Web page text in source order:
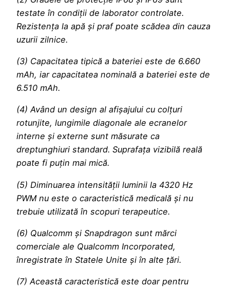
testate în condiții de laborator controlate.
Rezistența la apă și praf poate scădea din cauza
uzurii zilnice.
(3) Capacitatea tipică a bateriei este de 6.660
mAh, iar capacitatea nominală a bateriei este de
6.510 mAh.
(4) Având un design al afișajului cu colțuri
rotunjite, lungimile diagonale ale ecranelor
interne și externe sunt măsurate ca
dreptunghiuri standard. Suprafața vizibilă reală
poate fi puțin mai mică.
(5) Diminuarea intensității luminii la 4320 Hz
PWM nu este o caracteristică medicală și nu
trebuie utilizată în scopuri terapeutice.
(6) Qualcomm și Snapdragon sunt mărci
comerciale ale Qualcomm Incorporated,
înregistrate în Statele Unite și în alte țări.
(7) Această caracteristică este doar pentru